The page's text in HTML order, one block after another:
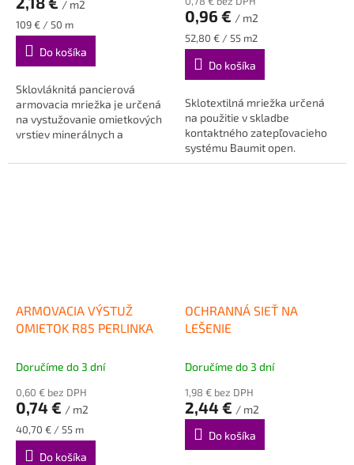
je
5,0
z
hviezdičiek.
/ m2
Jednotková
cena:
109 € / 50 m
Do košíka
Sklovláknitá pancierová
armovacia mriežka je určená
na vystužovanie omietkových
vrstiev minerálnych a
výstuž v...
0,96 € / m2
Jednotková
cena:
52,80 € / 55 m2
Do košíka
Sklotextilná mriežka určená
na použitie v skladbe
kontaktného zatepľovacieho
systému Baumit open.
Dodávaná výlučne s týmto
ARMOVACIA VÝSTUŽ
OMIETOK R85 PERLINKA
Doručíme do 3 dní
0,60 € bez DPH
0,74 € / m2
Jednotková
cena:
40,70 € / 55 m
Do košíka
OCHRANNÁ SIEŤ NA
LEŠENIE
Doručíme do 3 dní
1,98 € bez DPH
2,44 € / m2
Do košíka